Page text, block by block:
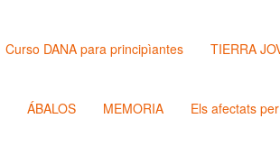
Curso DANA para principìantes TIERRA
ÁBALOS MEMORIA Els afectats